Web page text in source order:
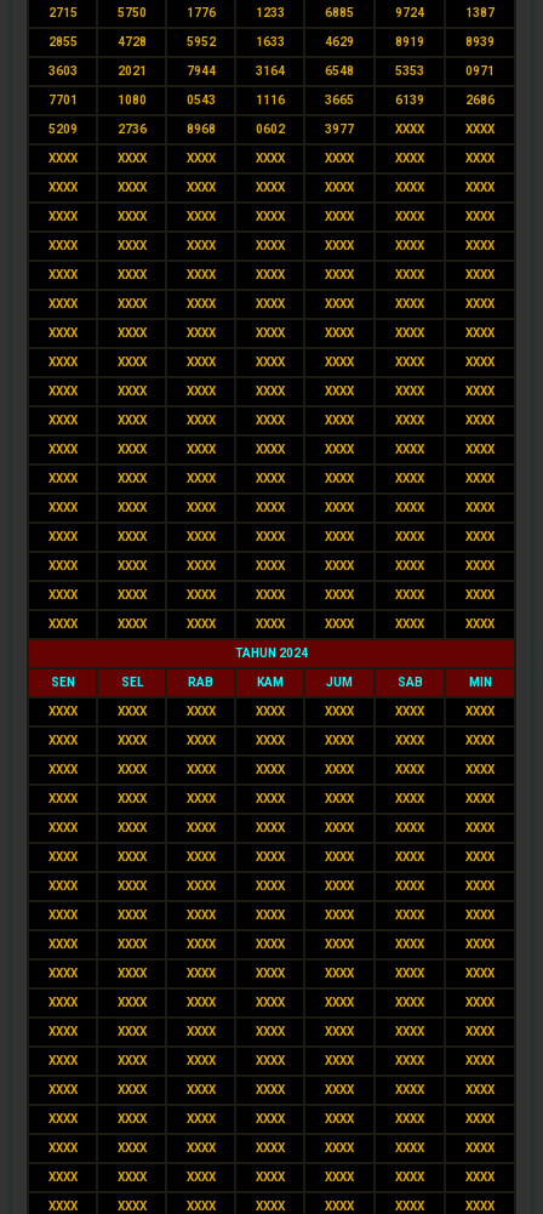
2715 5750 1776 1233 6885 9724 1387
2855 4728 5952 1633 4629 8919 8939
3603 2021 7944 3164 6548 5353 0971
7701 1080 0543 1116 3665 6139 2686
5209 2736 8968 0602 3977 XXXX XXXX
XXXX XXXX XXXX XXXX XXXX XXXX XXXX
XXXX XXXX XXXX XXXX XXXX XXXX XXXX
XXXX XXXX XXXX XXXX XXXX XXXX XXXX
XXXX XXXX XXXX XXXX XXXX XXXX XXXX
XXXX XXXX XXXX XXXX XXXX XXXX XXXX
XXXX XXXX XXXX XXXX XXXX XXXX XXXX
XXXX XXXX XXXX XXXX XXXX XXXX XXXX
XXXX XXXX XXXX XXXX XXXX XXXX XXXX
XXXX XXXX XXXX XXXX XXXX XXXX XXXX
XXXX XXXX XXXX XXXX XXXX XXXX XXXX
XXXX XXXX XXXX XXXX XXXX XXXX XXXX
XXXX XXXX XXXX XXXX XXXX XXXX XXXX
XXXX XXXX XXXX XXXX XXXX XXXX XXXX
XXXX XXXX XXXX XXXX XXXX XXXX XXXX
XXXX XXXX XXXX XXXX XXXX XXXX XXXX
XXXX XXXX XXXX XXXX XXXX XXXX XXXX
XXXX XXXX XXXX XXXX XXXX XXXX XXXX
TAHUN 2024
SEN SEL RAB KAM JUM SAB MIN
XXXX XXXX XXXX XXXX XXXX XXXX XXXX
XXXX XXXX XXXX XXXX XXXX XXXX XXXX
XXXX XXXX XXXX XXXX XXXX XXXX XXXX
XXXX XXXX XXXX XXXX XXXX XXXX XXXX
XXXX XXXX XXXX XXXX XXXX XXXX XXXX
XXXX XXXX XXXX XXXX XXXX XXXX XXXX
XXXX XXXX XXXX XXXX XXXX XXXX XXXX
XXXX XXXX XXXX XXXX XXXX XXXX XXXX
XXXX XXXX XXXX XXXX XXXX XXXX XXXX
XXXX XXXX XXXX XXXX XXXX XXXX XXXX
XXXX XXXX XXXX XXXX XXXX XXXX XXXX
XXXX XXXX XXXX XXXX XXXX XXXX XXXX
XXXX XXXX XXXX XXXX XXXX XXXX XXXX
XXXX XXXX XXXX XXXX XXXX XXXX XXXX
XXXX XXXX XXXX XXXX XXXX XXXX XXXX
XXXX XXXX XXXX XXXX XXXX XXXX XXXX
XXXX XXXX XXXX XXXX XXXX XXXX XXXX
XXXX XXXX XXXX XXXX XXXX XXXX XXXX